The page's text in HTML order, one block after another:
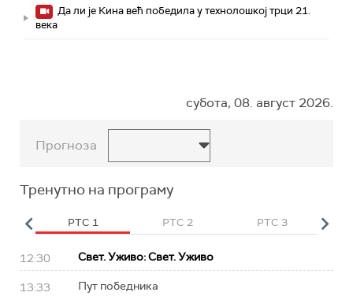
Да ли је Кина већ победила у технолошкој трци 21.
века
субота, 08. август 2026.
Прогноза
Тренутно на програму
РТС 1 РТС 2 РТС 3
12:30 Свет. Уживо: Свет. Уживо
13:33 Пут победника